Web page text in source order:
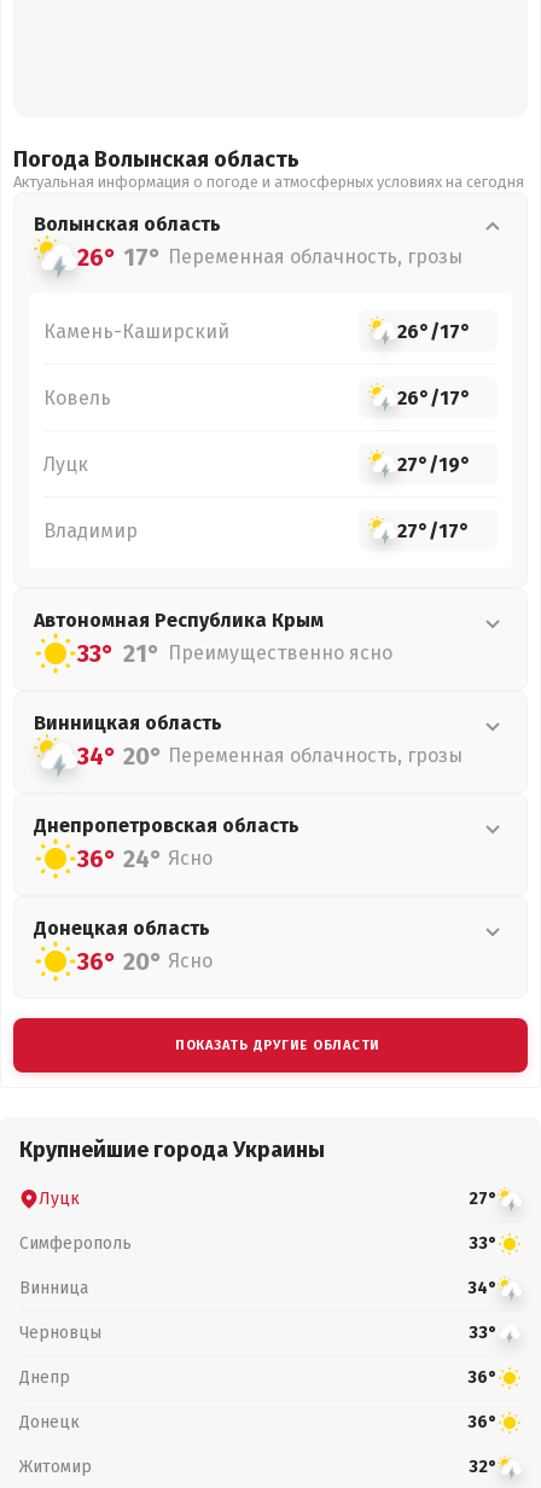
Погода Волынская область
Актуальная информация о погоде и атмосферных условиях на сегодня
Волынская область
26° 17° Переменная облачность, грозы
Камень-Каширский 26°/17°
Ковель 26°/17°
Луцк 27°/19°
Владимир 27°/17°
Автономная Республика Крым
33° 21° Преимущественно ясно
Винницкая область
34° 20° Переменная облачность, грозы
Днепропетровская область
36° 24° Ясно
Донецкая область
36° 20° Ясно
ПОКАЗАТЬ ДРУГИЕ ОБЛАСТИ
Крупнейшие города Украины
Луцк 27°
Симферополь 33°
Винница 34°
Черновцы 33°
Днепр 36°
Донецк 36°
Житомир 32°